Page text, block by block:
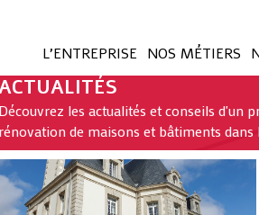
L’ENTREPRISE NOS MÉTIERS
Découvrez les actualités et conseils d'un
rénovation de maisons et bâtiments dans